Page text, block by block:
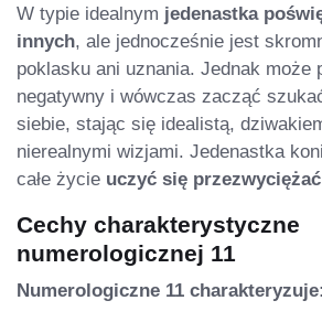
W typie idealnym jedenastka
innych, ale jednocześnie jest
poklasku ani uznania. Jednak może
negatywny i wówczas zacząć
siebie, stając się idealistą,
nierealnymi wizjami. Jedenastka
całe życie uczyć się
Cechy charakterystyczne
numerologicznej 11
Numerologiczne 11 charakteryzuje: